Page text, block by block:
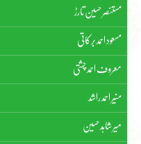
مستنصر حسین تارڑ
مسعود احمد برکاتی
معروف احمد چشتی
منیر احمد راشد
میر شاہد حسین